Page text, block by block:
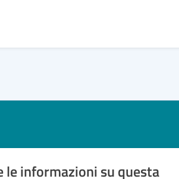
le informazioni su questa